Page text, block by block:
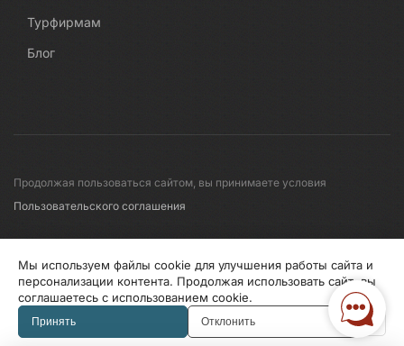
Турфирмам
Блог
Продолжая пользоваться сайтом, вы принимаете условия
Пользовательского соглашения
© 2008-2026 Первые линии
Информация по исп. cookies Правила обработки перс.данных
Мы используем файлы cookie для улучшения работы сайта и
персонализации контента. Продолжая использовать сайт, вы
соглашаетесь с использованием cookie.
Принять Отклонить